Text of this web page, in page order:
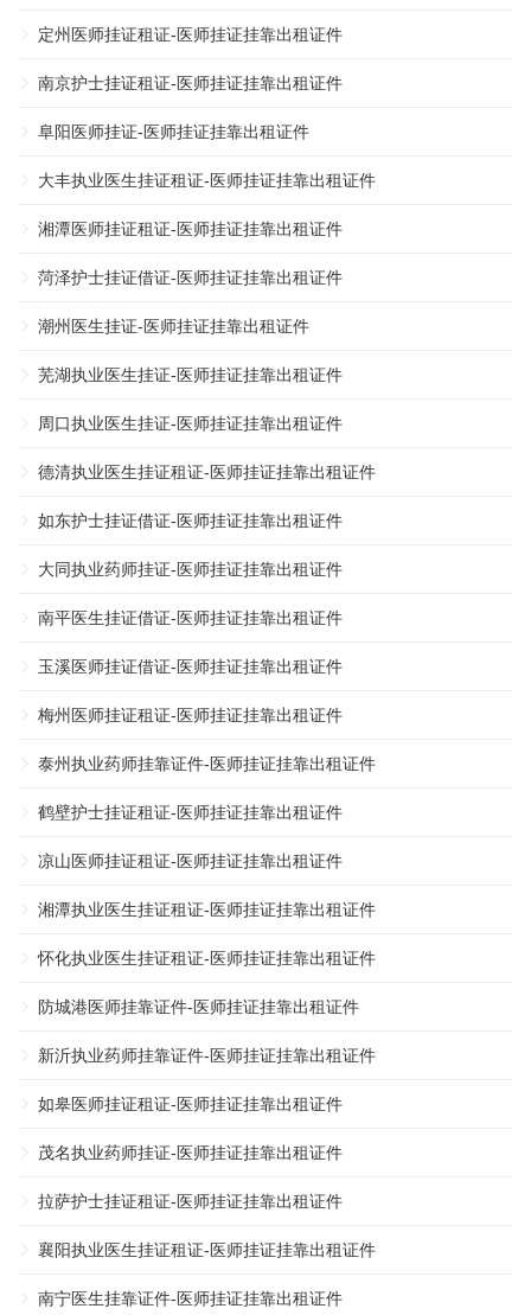
定州医师挂证租证-医师挂证挂靠出租证件
南京护士挂证租证-医师挂证挂靠出租证件
阜阳医师挂证-医师挂证挂靠出租证件
大丰执业医生挂证租证-医师挂证挂靠出租证件
湘潭医师挂证租证-医师挂证挂靠出租证件
菏泽护士挂证借证-医师挂证挂靠出租证件
潮州医生挂证-医师挂证挂靠出租证件
芜湖执业医生挂证-医师挂证挂靠出租证件
周口执业医生挂证-医师挂证挂靠出租证件
德清执业医生挂证租证-医师挂证挂靠出租证件
如东护士挂证借证-医师挂证挂靠出租证件
大同执业药师挂证-医师挂证挂靠出租证件
南平医生挂证借证-医师挂证挂靠出租证件
玉溪医师挂证借证-医师挂证挂靠出租证件
梅州医师挂证租证-医师挂证挂靠出租证件
泰州执业药师挂靠证件-医师挂证挂靠出租证件
鹤壁护士挂证租证-医师挂证挂靠出租证件
凉山医师挂证租证-医师挂证挂靠出租证件
湘潭执业医生挂证租证-医师挂证挂靠出租证件
怀化执业医生挂证租证-医师挂证挂靠出租证件
防城港医师挂靠证件-医师挂证挂靠出租证件
新沂执业药师挂靠证件-医师挂证挂靠出租证件
如皋医师挂证租证-医师挂证挂靠出租证件
茂名执业药师挂证-医师挂证挂靠出租证件
拉萨护士挂证租证-医师挂证挂靠出租证件
襄阳执业医生挂证租证-医师挂证挂靠出租证件
南宁医生挂靠证件-医师挂证挂靠出租证件